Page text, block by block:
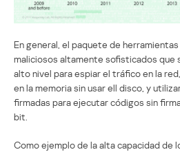
En general, el paquete de
maliciosos altamente sofisticados que
alto nivel para espiar el tráfico en la
en la memoria sin usar ell disco, y
firmadas para ejecutar códigos sin
bit.
Como ejemplo de la alta capacidad de